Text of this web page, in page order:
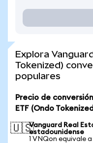
Explora
Tokenized)
populares
Precio de
ETF (Ondo
🇺🇸Vanguard Real
estadounidense
1 VNQon equivale